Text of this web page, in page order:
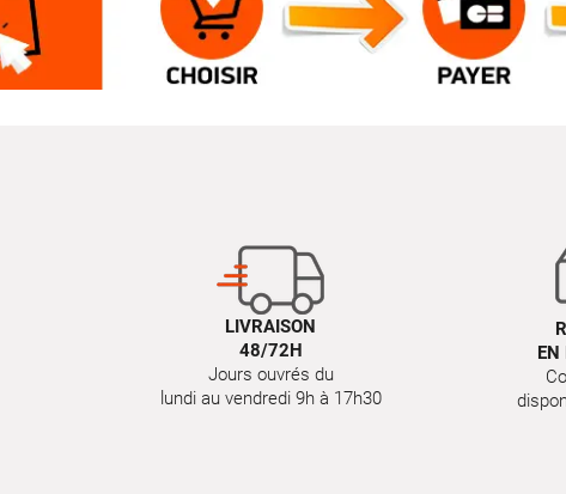
LIVRAISON
48/72H
Jours ouvrés du
lundi au vendredi 9h à 17h30
EN